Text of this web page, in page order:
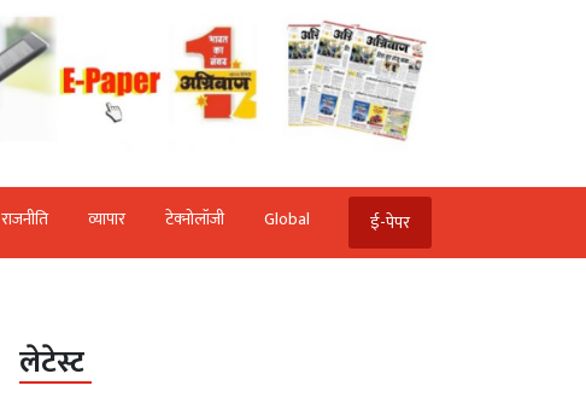
राजनीति व्‍यापार टेक्‍नोलॉजी Global ई-पेपर
लेटेस्ट